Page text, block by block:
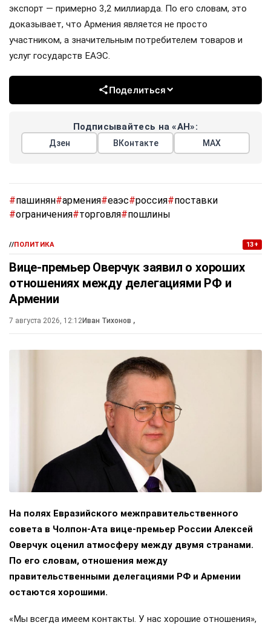
экспорт — примерно 3,2 миллиарда. По его словам, это
доказывает, что Армения является не просто
участником, а значительным потребителем товаров и
услуг государств ЕАЭС.
Поделиться
Подписывайтесь на «АН»:
Дзен ВКонтакте МАХ
#пашинян#армения#еаэс#россия#поставки
#ограничения#торговля#пошлины
//ПОЛИТИКА 13+
Вице-премьер Оверчук заявил о хороших
отношениях между делегациями РФ и
Армении
7 августа 2026, 12:12Иван Тихонов ,
На полях Евразийского межправительственного
совета в Чолпон-Ата вице-премьер России Алексей
Оверчук оценил атмосферу между двумя странами.
По его словам, отношения между
правительственными делегациями РФ и Армении
остаются хорошими.
«Мы всегда имеем контакты. У нас хорошие отношения»,